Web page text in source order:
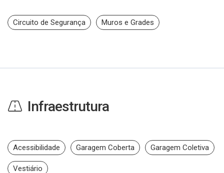
Circuito de Segurança Muros e Grades
Infraestrutura
Acessibilidade Garagem Coberta Garagem Coletiva
Vestiário